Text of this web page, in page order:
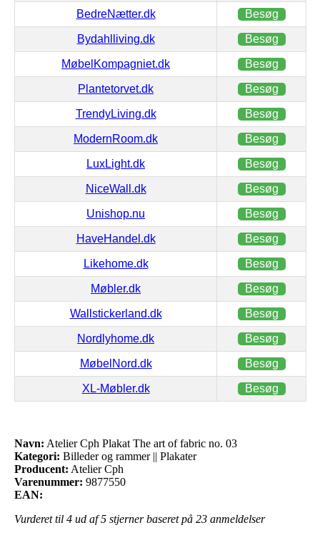
BedreNætter.dk Besøg
Bydahlliving.dk Besøg
MøbelKompagniet.dk Besøg
Plantetorvet.dk Besøg
TrendyLiving.dk Besøg
ModernRoom.dk Besøg
LuxLight.dk Besøg
NiceWall.dk Besøg
Unishop.nu Besøg
HaveHandel.dk Besøg
Likehome.dk Besøg
Møbler.dk Besøg
Wallstickerland.dk Besøg
Nordlyhome.dk Besøg
MøbelNord.dk Besøg
XL-Møbler.dk Besøg
Navn: Atelier Cph Plakat The art of fabric no. 03
Kategori: Billeder og rammer || Plakater
Producent: Atelier Cph
Varenummer: 9877550
EAN:
Vurderet til 4 ud af 5 stjerner baseret på 23 anmeldelser